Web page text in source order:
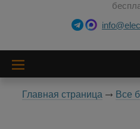
Главная страница Все